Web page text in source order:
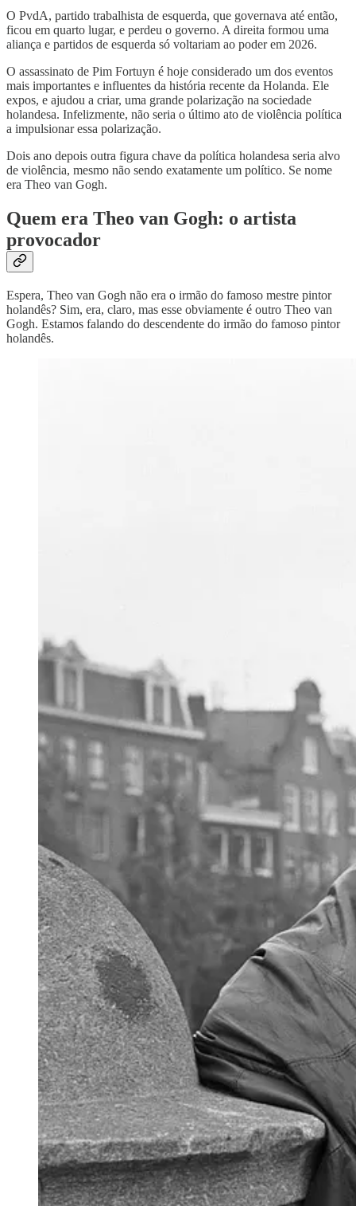
O PvdA, partido trabalhista de esquerda, que governava até então,
ficou em quarto lugar, e perdeu o governo. A direita formou uma
aliança e partidos de esquerda só voltariam ao poder em 2026.
O assassinato de Pim Fortuyn é hoje considerado um dos eventos
mais importantes e influentes da história recente da Holanda. Ele
expos, e ajudou a criar, uma grande polarização na sociedade
holandesa. Infelizmente, não seria o último ato de violência política
a impulsionar essa polarização.
Dois ano depois outra figura chave da política holandesa seria alvo
de violência, mesmo não sendo exatamente um político. Se nome
era Theo van Gogh.
Quem era Theo van Gogh: o artista
provocador
Espera, Theo van Gogh não era o irmão do famoso mestre pintor
holandês? Sim, era, claro, mas esse obviamente é outro Theo van
Gogh. Estamos falando do descendente do irmão do famoso pintor
holandês.